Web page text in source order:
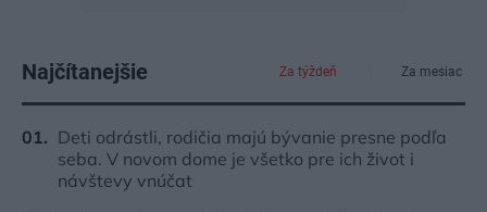
Najčítanejšie Za týždeň Za mesiac
Deti odrástli, rodičia majú bývanie presne podľa
seba. V novom dome je všetko pre ich život i
návštevy vnúčat